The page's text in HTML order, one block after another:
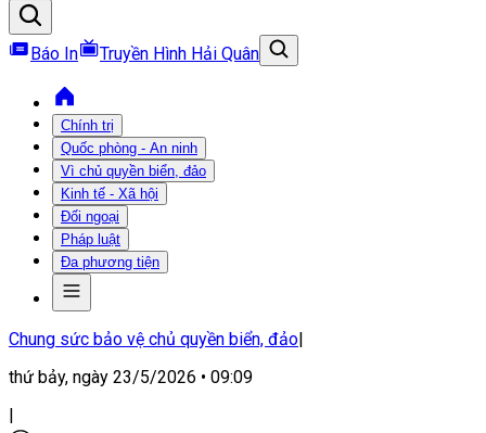
Báo In Truyền Hình Hải Quân
Chính trị
Quốc phòng - An ninh
Vì chủ quyền biển, đảo
Kinh tế - Xã hội
Đối ngoại
Pháp luật
Đa phương tiện
Chung sức bảo vệ chủ quyền biển, đảo|
thứ bảy, ngày 23/5/2026 • 09:09
|